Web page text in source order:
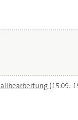
(15.09.-